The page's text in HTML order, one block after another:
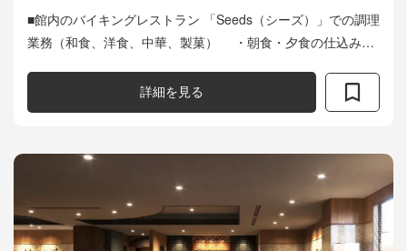
■館内のバイキングレストラン 「Seeds（シーズ）」での調理
業務（和食、洋食、中華、製菓） ・朝食・夕食の仕込み業
ンでの調理業務およ...詳細を見る